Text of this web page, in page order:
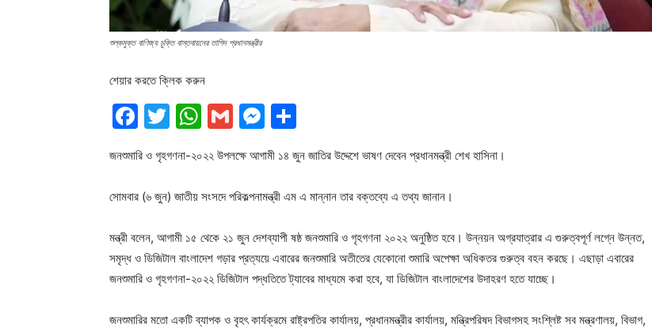
শুল্কমুক্ত বাণিজ্য চুক্তি বাস্তবায়নের তাগিদ প্রধানমন্ত্রীর
শেয়ার করতে ক্লিক করুন
Facebook
Twitter
WhatsApp
GmailMessenger
জনশুমারি ও গৃহগণনা-২০২২ উপলক্ষে আগামী ১৪ জুন জাতির উদ্দেশে ভাষণ দেবেন প্রধানমন্ত্রী শেখ হাসিনা।
সোমবার (৬ জুন) জাতীয় সংসদে পরিকল্পনামন্ত্রী এম এ মান্নান তার বক্তব্যে এ তথ্য জানান।
মন্ত্রী বলেন, আগামী ১৫ থেকে ২১ জুন দেশব্যাপী ষষ্ঠ জনশুমারি ও গৃহগণনা ২০২২ অনুষ্ঠিত হবে। উন্নয়ন অগ্রযাত্রার এ গুরুত্বপূর্ণ লগ্নে উন্নত,
সমৃদ্ধ ও ডিজিটাল বাংলাদেশ গড়ার প্রত্যয়ে এবারের জনশুমারি অতীতের যেকোনো শুমারি অপেক্ষা অধিকতর গুরুত্ব বহন করছে। এছাড়া এবারের
জনশুমারি ও গৃহগণনা-২০২২ ডিজিটাল পদ্ধতিতে ট্যাবের মাধ্যমে করা হবে, যা ডিজিটাল বাংলাদেশের উদাহরণ হতে যাচ্ছে।
জনশুমারির মতো একটি ব্যাপক ও বৃহৎ কার্যক্রমে রাষ্ট্রপতির কার্যালয়, প্রধানমন্ত্রীর কার্যালয়, মন্ত্রিপরিষদ বিভাগসহ সংশ্লিষ্ট সব মন্ত্রণালয়, বিভাগ,